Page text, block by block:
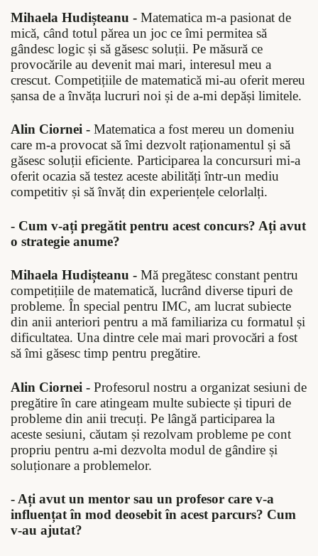
Mihaela Hudișteanu - Matematica m-a pasionat de
mică, când totul părea un joc ce îmi permitea să
gândesc logic și să găsesc soluții. Pe măsură ce
provocările au devenit mai mari, interesul meu a
crescut. Competițiile de matematică mi-au oferit mereu
șansa de a învăța lucruri noi și de a-mi depăși limitele.
Alin Ciornei - Matematica a fost mereu un domeniu
care m-a provocat să îmi dezvolt raționamentul și să
găsesc soluții eficiente. Participarea la concursuri mi-a
oferit ocazia să testez aceste abilități într-un mediu
competitiv și să învăț din experiențele celorlalți.
- Cum v-ați pregătit pentru acest concurs? Ați avut
o strategie anume?
Mihaela Hudișteanu - Mă pregătesc constant pentru
competițiile de matematică, lucrând diverse tipuri de
probleme. În special pentru IMC, am lucrat subiecte
din anii anteriori pentru a mă familiariza cu formatul și
dificultatea. Una dintre cele mai mari provocări a fost
să îmi găsesc timp pentru pregătire.
Alin Ciornei - Profesorul nostru a organizat sesiuni de
pregătire în care atingeam multe subiecte și tipuri de
probleme din anii trecuți. Pe lângă participarea la
aceste sesiuni, căutam și rezolvam probleme pe cont
propriu pentru a-mi dezvolta modul de gândire și
soluționare a problemelor.
- Ați avut un mentor sau un profesor care v-a
influențat în mod deosebit în acest parcurs? Cum
v-au ajutat?